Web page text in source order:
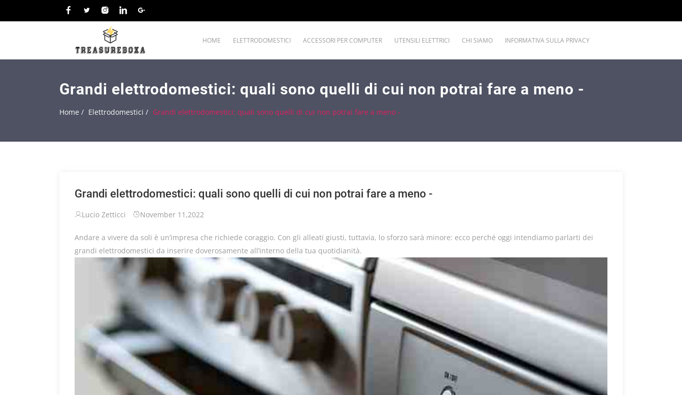
HOME ELETTRODOMESTICI ACCESSORI PER COMPUTER UTENSILI ELETTRICI CHI SIAMO INFORMATIVA SULLA PRIVACY
Grandi elettrodomestici: quali sono quelli di cui non potrai fare a meno -
Home / Elettrodomestici / Grandi elettrodomestici: quali sono quelli di cui non potrai fare a meno -
Grandi elettrodomestici: quali sono quelli di cui non potrai fare a meno -
Lucio Zetticci November 11,2022
Andare a vivere da soli è un’impresa che richiede coraggio. Con gli alleati giusti, tuttavia, lo sforzo sarà minore: ecco perché oggi intendiamo parlarti dei
grandi elettrodomestici da inserire doverosamente all’interno della tua quotidianità.